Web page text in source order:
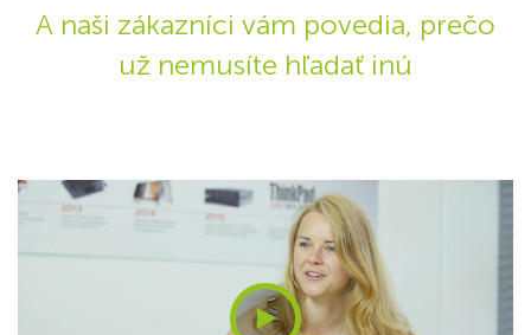
A naši zákazníci vám povedia, prečo
už nemusíte hľadať inú